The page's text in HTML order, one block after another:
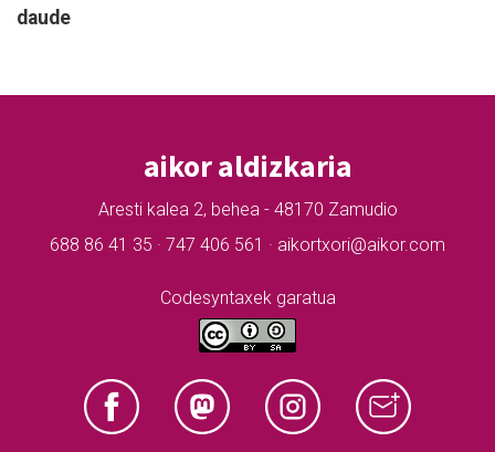
daude
aikor aldizkaria
Aresti kalea 2, behea - 48170 Zamudio
688 86 41 35 · 747 406 561 · aikortxori@aikor.com
Codesyntaxek garatua